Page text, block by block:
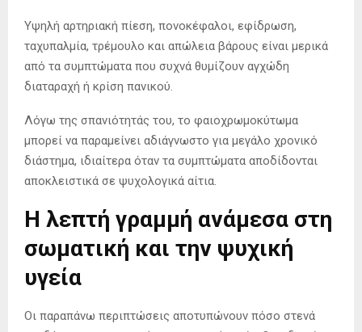
Υψηλή αρτηριακή πίεση, πονοκέφαλοι, εφίδρωση,
ταχυπαλμία, τρέμουλο και απώλεια βάρους είναι μερικά
από τα συμπτώματα που συχνά θυμίζουν αγχώδη
διαταραχή ή κρίση πανικού.
Λόγω της σπανιότητάς του, το φαιοχρωμοκύτωμα
μπορεί να παραμείνει αδιάγνωστο για μεγάλο χρονικό
διάστημα, ιδιαίτερα όταν τα συμπτώματα αποδίδονται
αποκλειστικά σε ψυχολογικά αίτια.
Η λεπτή γραμμή ανάμεσα στη
σωματική και την ψυχική
υγεία
Οι παραπάνω περιπτώσεις αποτυπώνουν πόσο στενά